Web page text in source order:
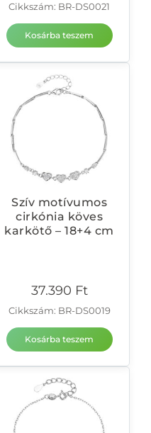
Cikkszám: BR-DS0021
Kosárba teszem
Szív motívumos
cirkónia köves
karkötő – 18+4 cm
37.390 Ft
Cikkszám: BR-DS0019
Kosárba teszem